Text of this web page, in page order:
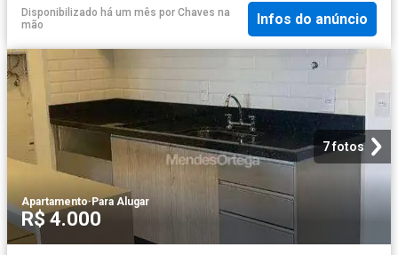
Disponibilizado há um mês por Chaves na
mão
Infos do anúncio
7 fotos
Apartamento·Para Alugar
R$ 4.000